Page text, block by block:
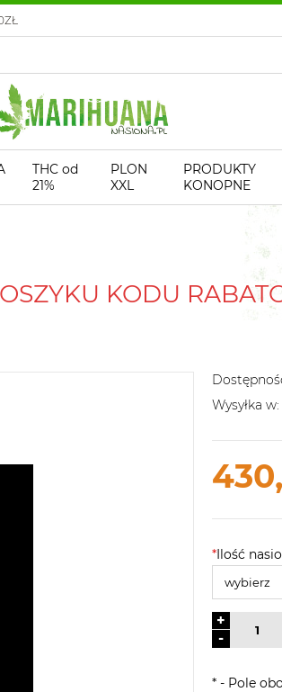
THC od
21%
PLON
XXL
PRODUKTY
KONOPNE
KODU
Wysyłka w:
*Ilość
-
+
* - Pole